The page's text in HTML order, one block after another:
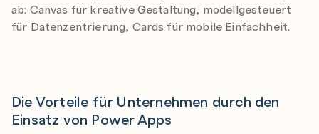
ab: Canvas für kreative Gestaltung, modellgesteuert
für Datenzentrierung, Cards für mobile Einfachheit.
Die Vorteile für Unternehmen durch den
Einsatz von Power Apps